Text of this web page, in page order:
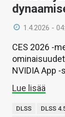
HAKU
1.4.2026 -
CES 2026 -
NVIDIA App
Lue lisää
DLSS DLSS